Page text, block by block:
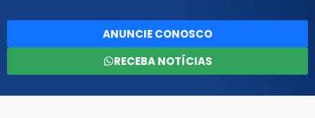
ANUNCIE CONOSCO
RECEBA NOTÍCIAS